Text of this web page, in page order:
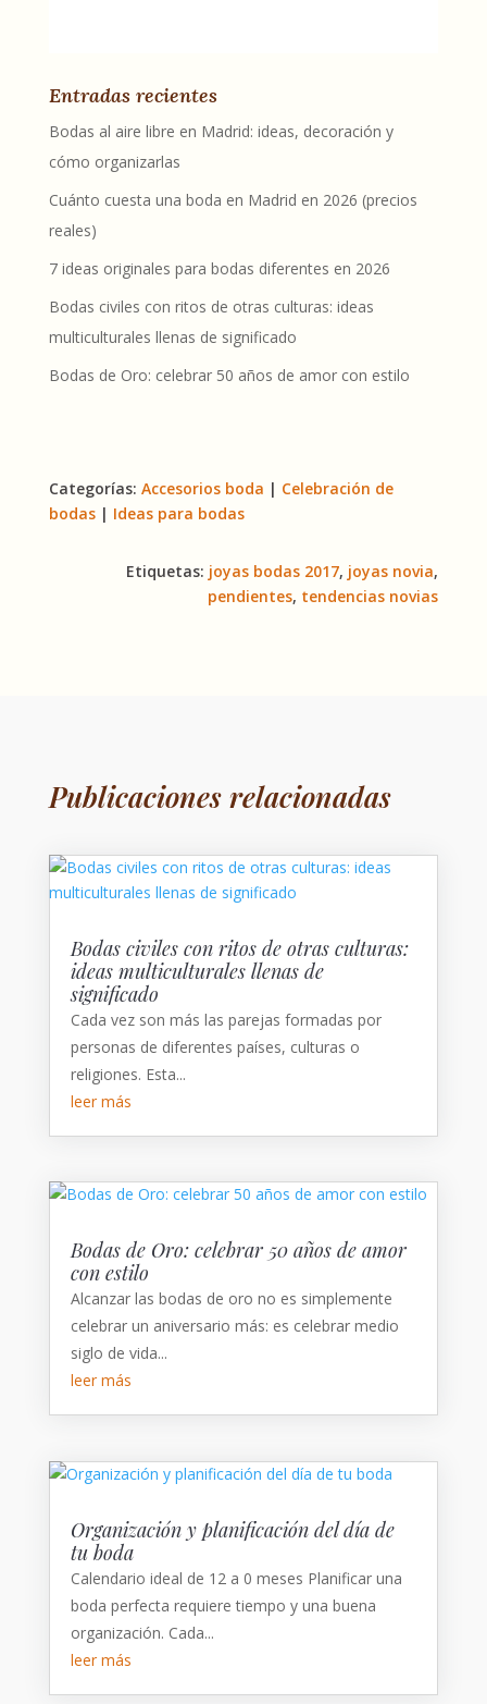
Entradas recientes
Bodas al aire libre en Madrid: ideas, decoración y
cómo organizarlas
Cuánto cuesta una boda en Madrid en 2026 (precios
reales)
7 ideas originales para bodas diferentes en 2026
Bodas civiles con ritos de otras culturas: ideas
multiculturales llenas de significado
Bodas de Oro: celebrar 50 años de amor con estilo
Categorías: Accesorios boda | Celebración de
bodas| Ideas para bodas
Etiquetas: joyas bodas 2017, joyas novia,
pendientes, tendencias novias
Publicaciones relacionadas
Bodas civiles con ritos de otras culturas:
ideas multiculturales llenas de
significado
Cada vez son más las parejas formadas por
personas de diferentes países, culturas o
religiones. Esta...
leer más
Bodas de Oro: celebrar 50 años de amor
con estilo
Alcanzar las bodas de oro no es simplemente
celebrar un aniversario más: es celebrar medio
siglo de vida...
leer más
Organización y planificación del día de
tu boda
Calendario ideal de 12 a 0 meses Planificar una
boda perfecta requiere tiempo y una buena
organización. Cada...
leer más